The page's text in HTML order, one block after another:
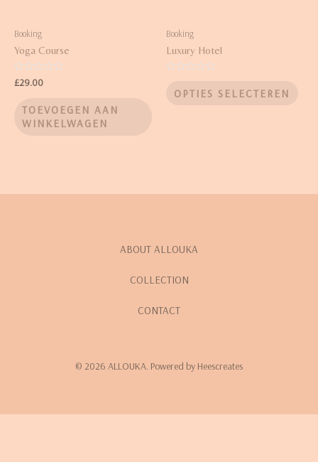
Booking
Yoga Course
Waardering
0
£29.00
TOEVOEGEN AAN
WINKELWAGEN
Booking
Luxury Hotel
uitOPTIES SELECTEREN
ABOUT ALLOUKA
COLLECTION
CONTACT
© 2026 ALLOUKA. Powered by Heescreates